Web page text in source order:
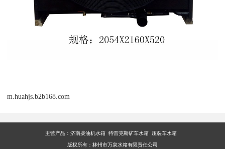
m.huahjs.b2b168.com
主营产品： 济南柴油机水箱 特雷克斯矿车水箱 压裂车水箱
版权所有：林州市万泉水箱有限责任公司